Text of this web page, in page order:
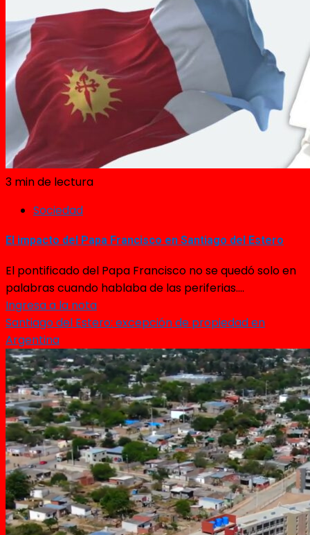
3 min de lectura
Sociedad
El impacto del Papa Francisco en Santiago del Estero
El pontificado del Papa Francisco no se quedó solo en
palabras cuando hablaba de las periferias....
Ingresa a la nota
Santiago del Estero: excepción de propiedad en
Argentina